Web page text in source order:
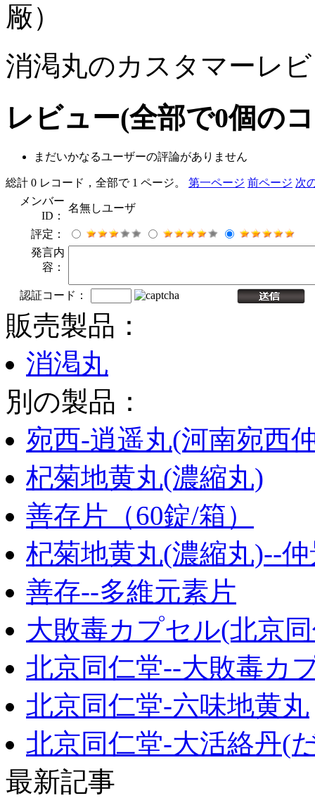
厰）
消渇丸のカスタマーレ
レビュー(全部で0個の
まだいかなるユーザーの評論がありません
総計 0 レコード，全部で 1 ページ。 第一ページ 前ページ 次
メンバー
ID：
名無しユーザ
評定：
発言内
容：
認証コード：
販売製品：
消渇丸
別の製品：
宛西-逍遥丸(河南宛西
杞菊地黄丸(濃縮丸)
善存片（60錠/箱）
杞菊地黄丸(濃縮丸)--
善存--多維元素片
大敗毒カプセル(北京
北京同仁堂--大敗毒カ
北京同仁堂-六味地黄丸
北京同仁堂-大活絡丹(
最新記事